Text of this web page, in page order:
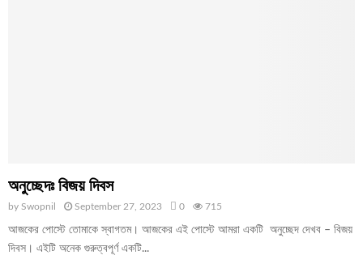
অনুচ্ছেদঃ বিজয় দিবস
by Swopnil September 27, 2023 0 715
আজকের পোস্টে তোমাকে স্বাগতম। আজকের এই পোস্টে আমরা একটি অনুচ্ছেদ দেখব – বিজয়
দিবস। এইটি অনেক গুরুত্বপূর্ণ একটি...